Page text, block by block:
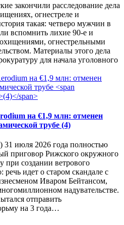
закончили расследование дела
огнестреле и
такая: четверо мужчин в
вспомнить лихие 90-е и
огнестрельными
Материалы этого дела
для начала уголовного
на €1,9 млн: отменен
трубе (4)
31 июля 2026 года полностью
приговор Рижского окружного
при создании ветрового
речь идет о старом скандале с
Иваром Бейтансом,
надувательстве.
отправить
на 3 года…